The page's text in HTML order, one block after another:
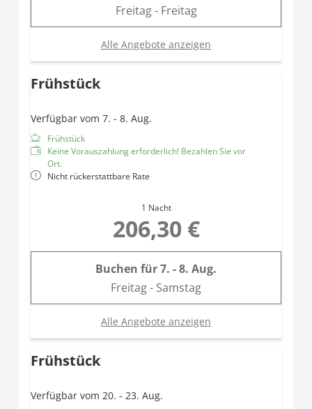
Freitag - Freitag
Alle Angebote anzeigen
Frühstück
Verfügbar vom 7. - 8. Aug.
Frühstück
Keine Vorauszahlung erforderlich! Bezahlen Sie vor
Ort.
Nicht rückerstattbare Rate
1 Nacht
206,30 €
Buchen für7. - 8. Aug.
Freitag - Samstag
Alle Angebote anzeigen
Frühstück
Verfügbar vom 20. - 23. Aug.